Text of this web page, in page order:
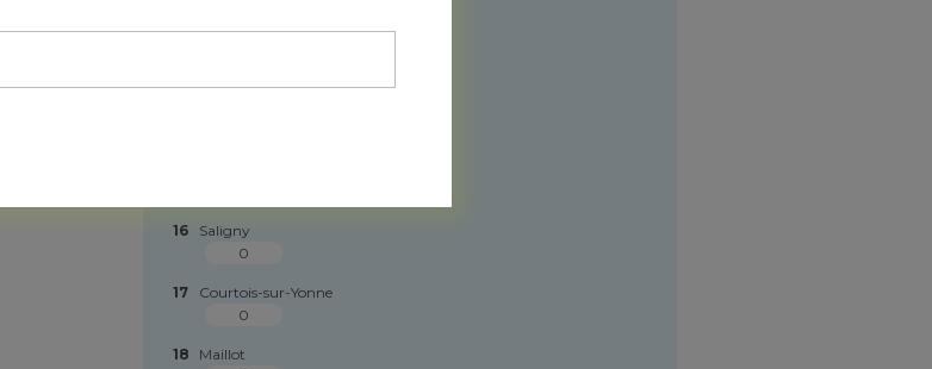
16
Saligny
0
17
Courtois-sur-Yonne
0
18
Maillot